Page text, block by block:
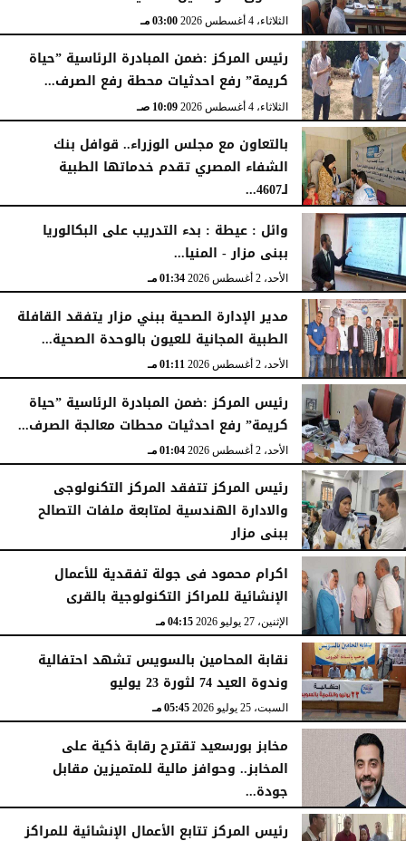
الخميس، 6 أغسطس 2026 04:59 مـ
الثلاثاء، 4 أغسطس 2026 03:00 مـ
رئيس المركز :ضمن المبادرة الرئاسية ”حياة
كريمة” رفع احدثيات محطة رفع الصرف...
الثلاثاء، 4 أغسطس 2026 10:09 صـ
بالتعاون مع مجلس الوزراء.. قوافل بنك
الشفاء المصري تقدم خدماتها الطبية
لـ4607...
الإثنين، 3 أغسطس 2026
وائل : عيطة : بدء التدريب على البكالوريا
ببنى مزار - المنيا...
الأحد، 2 أغسطس 2026 01:34 مـ
مدير الإدارة الصحية ببني مزار يتفقد القافلة
الطبية المجانية للعيون بالوحدة الصحية...
الأحد، 2 أغسطس 2026 01:11 مـ
رئيس المركز :ضمن المبادرة الرئاسية ”حياة
كريمة” رفع احدثيات محطات معالجة الصرف...
الأحد، 2 أغسطس 2026 01:04 مـ
رئيس المركز تتفقد المركز التكنولوجى
والادارة الهندسية لمتابعة ملفات التصالح
ببنى مزار
الأربعاء، 29 يوليو 2026 02:03 مـ
اكرام محمود فى جولة تفقدية للأعمال
الإنشائية للمراكز التكنولوجية بالقرى
الإثنين، 27 يوليو 2026 04:15 مـ
نقابة المحامين بالسويس تشهد احتفالية
وندوة العيد 74 لثورة 23 يوليو
السبت، 25 يوليو 2026 05:45 مـ
مخابز بورسعيد تقترح رقابة ذكية على
المخابز.. وحوافز مالية للمتميزين مقابل
جودة...
السبت، 25 يوليو 2026 05:41 مـ
رئيس المركز تتابع الأعمال الإنشائية للمراكز